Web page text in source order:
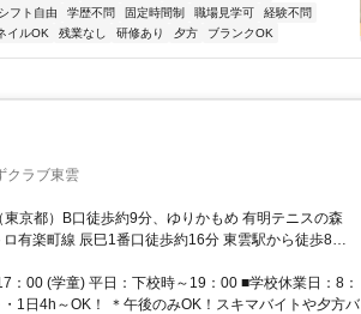
シフト自由 学歴不問 固定時間制 職場見学可
経験不問
イルOK 残業なし 研修あり 夕方 ブランクOK
クラブ東雲
京都）B口徒歩約9分、ゆりかもめ 有明テニスの森
有楽町線 辰巳1番口徒歩約16分 東雲駅から徒歩8分
徒歩3分※錦糸町や門前仲町地域からバスで1本で通え
線などの周辺からもアクセス便利です！
：00 (学童) 平日：下校時～19：00 ■学校休業日：8：
1日4h～OK！ ＊午後のみOK！スキマバイトや夕方バ